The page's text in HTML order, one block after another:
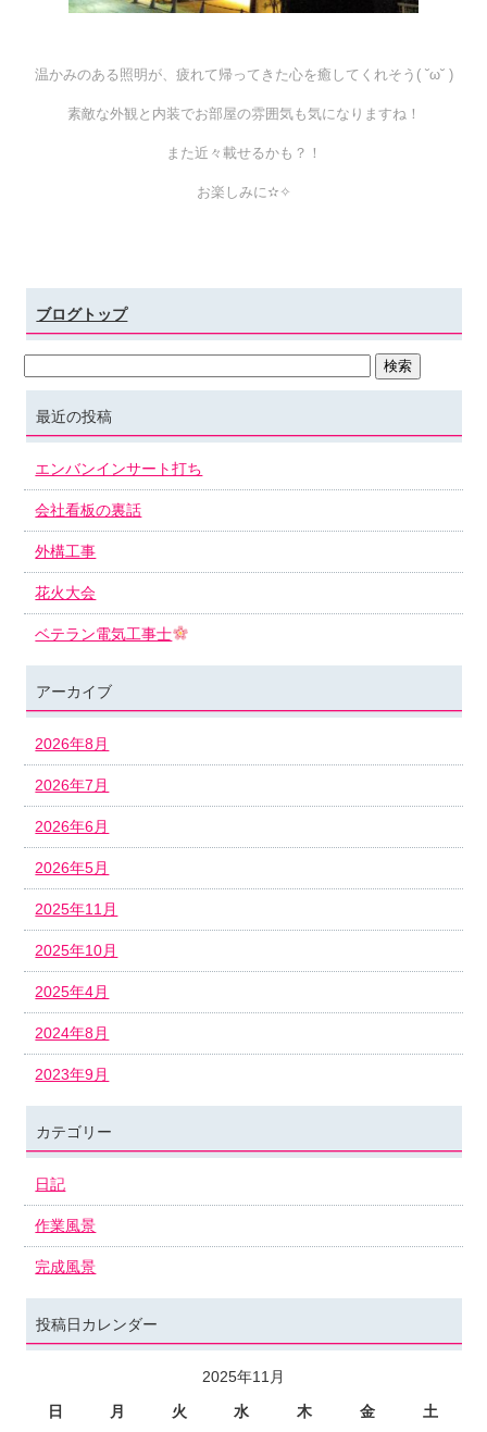
温かみのある照明が、疲れて帰ってきた心を癒してくれそう( ˘ω˘ )
素敵な外観と内装でお部屋の雰囲気も気になりますね！
また近々載せるかも？！
お楽しみに✫✧
ブログトップ
最近の投稿
エンバンインサート打ち
会社看板の裏話
外構工事
花火大会
ベテラン電気工事士
アーカイブ
2026年8月
2026年7月
2026年6月
2026年5月
2025年11月
2025年10月
2025年4月
2024年8月
2023年9月
カテゴリー
日記
作業風景
完成風景
投稿日カレンダー
2025年11月
日
月 火 水 木 金
土